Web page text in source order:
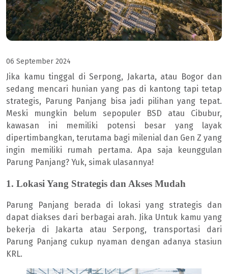
06 September 2024
Jika kamu tinggal di Serpong, Jakarta, atau Bogor dan
sedang mencari hunian yang pas di kantong tapi tetap
strategis, Parung Panjang bisa jadi pilihan yang tepat.
Meski mungkin belum sepopuler BSD atau Cibubur,
kawasan ini memiliki potensi besar yang layak
dipertimbangkan, terutama bagi milenial dan Gen Z yang
ingin memiliki rumah pertama. Apa saja keunggulan
Parung Panjang? Yuk, simak ulasannya!
1. Lokasi Yang Strategis dan Akses Mudah
Parung Panjang berada di lokasi yang strategis dan
dapat diakses dari berbagai arah. Jika Untuk kamu yang
bekerja di Jakarta atau Serpong, transportasi dari
Parung Panjang cukup nyaman dengan adanya stasiun
KRL.